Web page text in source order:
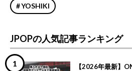
YOSHIKI
JPOPの人気記事ランキング
【2026年最新】